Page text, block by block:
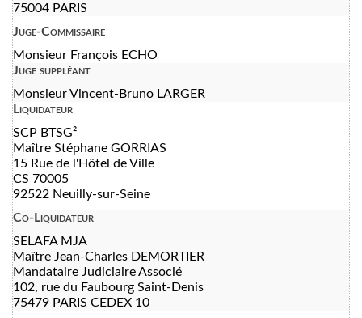
75004 PARIS
Juge-Commissaire
Monsieur François ECHO
Juge suppléant
Monsieur Vincent-Bruno LARGER
Liquidateur
SCP BTSG²
Maître Stéphane GORRIAS
15 Rue de l'Hôtel de Ville
CS 70005
92522 Neuilly-sur-Seine
Co-Liquidateur
SELAFA MJA
Maître Jean-Charles DEMORTIER
Mandataire Judiciaire Associé
102, rue du Faubourg Saint-Denis
75479 PARIS CEDEX 10